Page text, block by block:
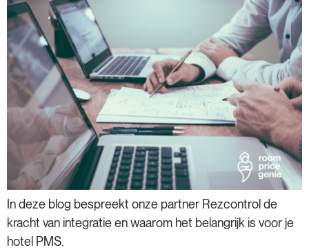
In deze blog bespreekt onze partner Rezcontrol de
kracht van integratie en waarom het belangrijk is voor je
hotel PMS.